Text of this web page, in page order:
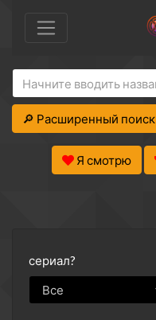
🔎 Расширенный поиск
Я смотрю
сериал?